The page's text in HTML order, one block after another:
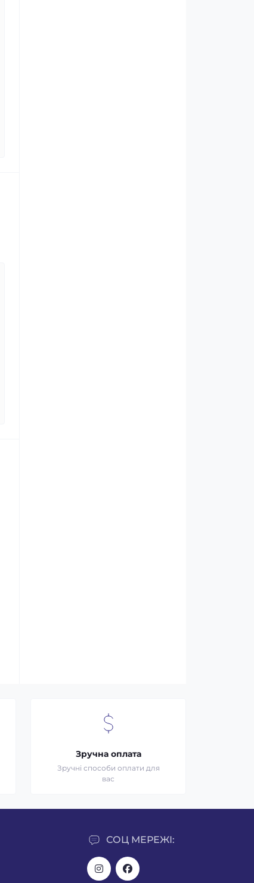
Зручна оплата
Зручні способи оплати для
вас
СОЦ МЕРЕЖІ: